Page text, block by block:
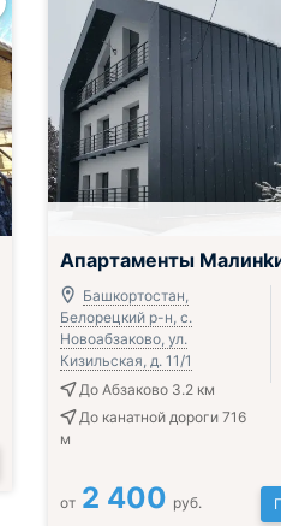
Апартаменты
Башкортостан,
Белорецкий р-н, с.
Новоабзаково, ул.
Кизильская, д. 11/1
До Абзаково 3.2 км
До канатной дороги 716
м
от 2 400 руб.